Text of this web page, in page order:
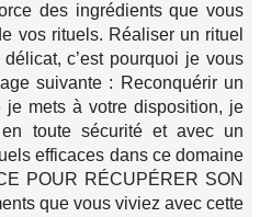
des ingrédients que vous
vos rituels. Réaliser un rituel
c’est pourquoi je vous
suivante : Reconquérir un
je mets à votre disposition, je
toute sécurité et avec un
efficaces dans ce domaine
POUR RÉCUPÉRER SON
que vous viviez avec cette